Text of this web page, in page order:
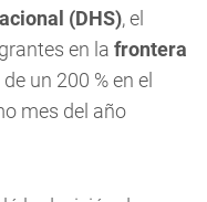
(DHS), el
en la frontera
un 200 % en el
mes del año